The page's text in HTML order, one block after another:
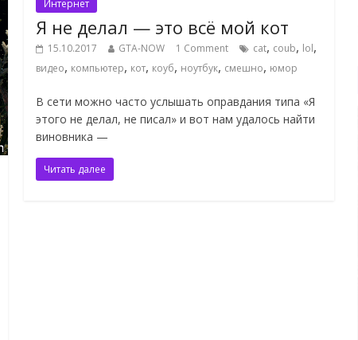
Интернет
Я не делал — это всё мой кот
15.10.2017 GTA-NOW 1 Comment cat, coub, lol,
видео, компьютер, кот, коуб, ноутбук, смешно, юмор
В сети можно часто услышать оправдания типа «Я
этого не делал, не писал» и вот нам удалось найти
виновника —
Читать далее